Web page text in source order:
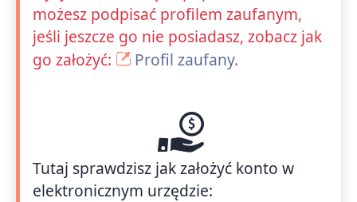
możesz podpisać profilem zaufanym,
jeśli jeszcze go nie posiadasz, zobacz jak
go założyć:
Profil zaufany.
Tutaj sprawdzisz jak założyć konto w
elektronicznym urzędzie: